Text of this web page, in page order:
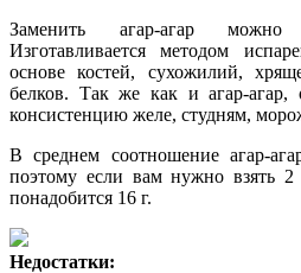
Заменить агар-агар
Изготавливается методом
основе костей, сухожилий,
белков. Так же как и агар-агар,
консистенцию желе, студням,
В среднем соотношение агар-
поэтому если вам нужно взять 2
понадобится 16 г.
Недостатки: